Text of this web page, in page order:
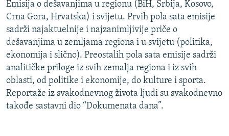
POPLAVE I KLIZIŠTA U BIH 2024.
TV LIBERTY
POST SCRIPTUM
MOJA EVROPA
TRI DECENIJE OD RATA U BIH
SVE KARTE DEJTONA
Sve RFE/RL stranice
Emisija o dešavanjima u regionu (BiH, Srbija, Kosovo,
Crna Gora, Hrvatska) i svijetu. Prvih pola sata emisije
sadrži najaktuelnije i najzanimljivije priče o
dešavanjima u zemljama regiona i u svijetu (politika,
ekonomija i slično). Preostalih pola sata emisije sadrži
analitičke priloge iz svih zemalja regiona i iz svih
oblasti, od politike i ekonomije, do kulture i sporta.
Reportaže iz svakodnevnog života ljudi su svakodnevno
takođe sastavni dio “Dokumenata dana”.